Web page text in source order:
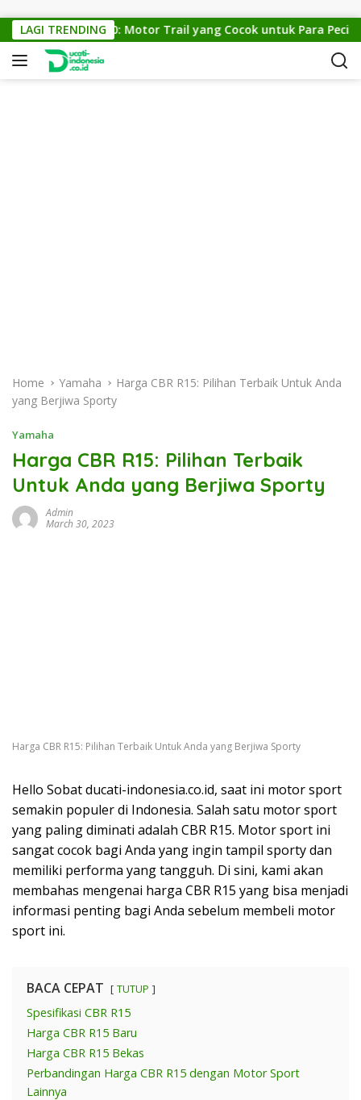
LAGI TRENDING
KTM Cross 150: Motor Trail yang Cocok untuk Para Pecinta
Home Yamaha
Harga CBR R15: Pilihan Terbaik Untuk Anda
yang Berjiwa Sporty
Yamaha
Harga CBR R15: Pilihan Terbaik
Untuk Anda yang Berjiwa Sporty
Admin
March 30, 2023
Harga CBR R15: Pilihan Terbaik Untuk Anda yang Berjiwa Sporty
Hello Sobat ducati-indonesia.co.id, saat ini motor sport
semakin populer di Indonesia. Salah satu motor sport
yang paling diminati adalah CBR R15. Motor sport ini
sangat cocok bagi Anda yang ingin tampil sporty dan
memiliki performa yang tangguh. Di sini, kami akan
membahas mengenai harga CBR R15 yang bisa menjadi
informasi penting bagi Anda sebelum membeli motor
sport ini.
BACA CEPAT TUTUP
Spesifikasi CBR R15
Harga CBR R15 Baru
Harga CBR R15 Bekas
Perbandingan Harga CBR R15 dengan Motor Sport
Lainnya